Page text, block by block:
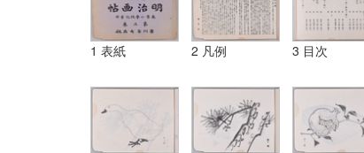
1 表紙 2 凡例 3 目次